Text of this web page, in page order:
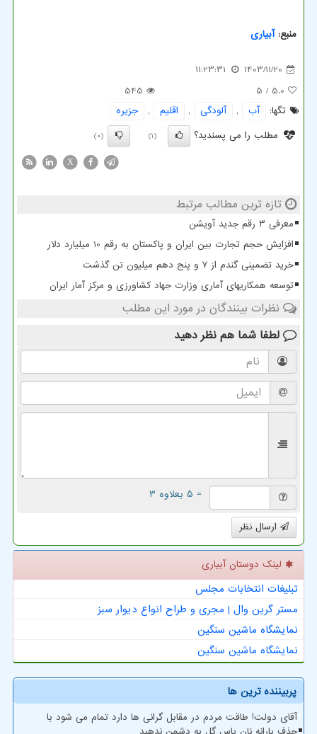
منبع:آبیاری
1403/11/20
11:23:31
5.0
/ 5
545
تگها:
آب , آلودگی , اقلیم ,
جزیره
مطلب را می پسندید؟
(1)
(0)
X
تازه ترین مطالب مرتبط
معرفی ۳ رقم جدید آویشن
افزایش حجم تجارت بین ایران و پاکستان به رقم 10 میلیارد دلار
خرید تضمینی گندم از ۷ و پنج دهم میلیون تن گذشت
توسعه همکاریهای آماری وزارت جهاد کشاورزی و مرکز آمار ایران
نظرات بینندگان در مورد این مطلب
لطفا شما هم نظر دهید
= ۵ بعلاوه ۳
ارسال نظر
لینک دوستان آبیاری
تبلیغات انتخابات مجلس
مستر گرین وال | مجری و طراح انواع دیوار سبز
نمایشگاه ماشین سنگین
نمایشگاه ماشین سنگین
پربیننده ترین ها
آقای دولت! طاقت مردم در مقابل گرانی ها دارد تمام می شود با